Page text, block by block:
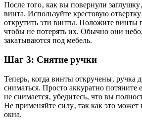
После того‚ как вы повернули
винта. Используйте крестовую
открутить эти винты. Положите винты в
чтобы не потерять их. Обычно они
закатываются под мебель.
Шаг 3: Снятие ручки
Теперь‚ когда винты откручены‚ ручка
сниматься. Просто аккуратно потяните
не снимается‚ убедитесь‚ что вы
Не применяйте силу‚ так как это может
окна.